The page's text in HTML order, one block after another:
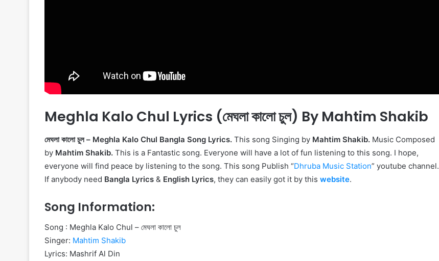
Meghla Kalo Chul Lyrics (মেঘলা কালো চুল) By Mahtim Shakib
মেঘলা কালো চুল – Meghla Kalo Chul Bangla Song Lyrics. This song Singing by Mahtim Shakib. Music Composed
by Mahtim Shakib. This is a Fantastic song. Everyone will have a lot of fun listening to this song. I hope,
everyone will find peace by listening to the song. This song Publish “Dhruba Music Station” youtube channel.
If anybody need Bangla Lyrics & English Lyrics, they can easily got it by this website.
Song Information:
Song : Meghla Kalo Chul – মেঘলা কালো চুল
Singer: Mahtim Shakib
Lyrics: Mashrif Al Din